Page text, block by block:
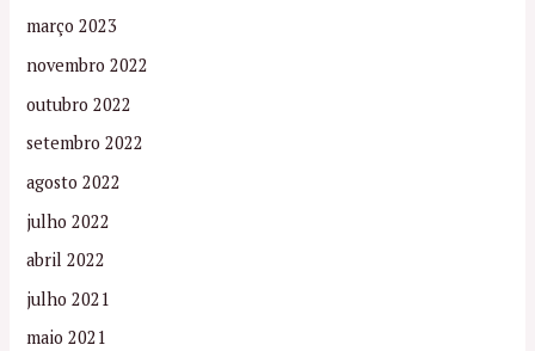
março 2023
novembro 2022
outubro 2022
setembro 2022
agosto 2022
julho 2022
abril 2022
julho 2021
maio 2021